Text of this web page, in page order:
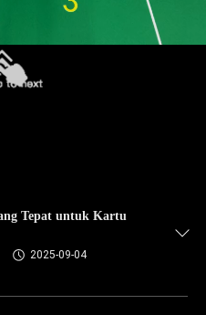
Tepat untuk Kartu
2025-09-04